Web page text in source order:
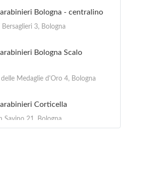
Bologna - centralino
Bersaglieri 3, Bologna
Bologna Scalo
delle Medaglie d'Oro 4, Bologna
Corticella
Savino 21, Bologna